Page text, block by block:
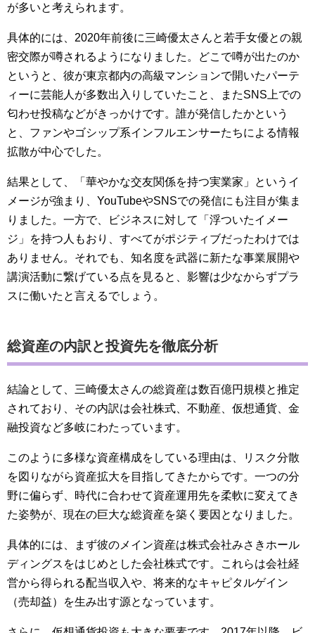
が多いと考えられます。
具体的には、2020年前後に三崎優太さんと若手女優との親
密交際が噂されるようになりました。どこで噂が出たのか
というと、彼が東京都内の高級マンションで開いたパーテ
ィーに芸能人が多数出入りしていたこと、またSNS上での
匂わせ投稿などがきっかけです。誰が発信したかという
と、ファンやゴシップ系インフルエンサーたちによる情報
拡散が中心でした。
結果として、「華やかな交友関係を持つ実業家」というイ
メージが強まり、YouTubeやSNSでの発信にも注目が集ま
りました。一方で、ビジネスに対して「浮ついたイメー
ジ」を持つ人もおり、すべてがポジティブだったわけでは
ありません。それでも、知名度を武器に新たな事業展開や
講演活動に繋げている点を見ると、影響は少なからずプラ
スに働いたと言えるでしょう。
総資産の内訳と投資先を徹底分析
結論として、三崎優太さんの総資産は数百億円規模と推定
されており、その内訳は会社株式、不動産、仮想通貨、金
融投資など多岐にわたっています。
このように多様な資産構成をしている理由は、リスク分散
を図りながら資産拡大を目指してきたからです。一つの分
野に偏らず、時代に合わせて資産運用先を柔軟に変えてき
た姿勢が、現在の巨大な総資産を築く要因となりました。
具体的には、まず彼のメイン資産は株式会社みさきホール
ディングスをはじめとした会社株式です。これらは会社経
営から得られる配当収入や、将来的なキャピタルゲイン
（売却益）を生み出す源となっています。